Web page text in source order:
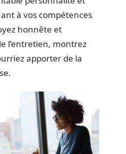
à vos compétences
honnête et
l’entretien, montrez
apporter de la